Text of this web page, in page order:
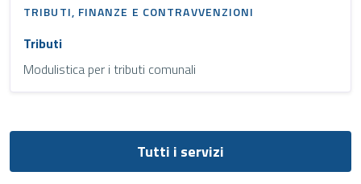
TRIBUTI, FINANZE E CONTRAVVENZIONI
Tributi
Modulistica per i tributi comunali
Tutti i servizi